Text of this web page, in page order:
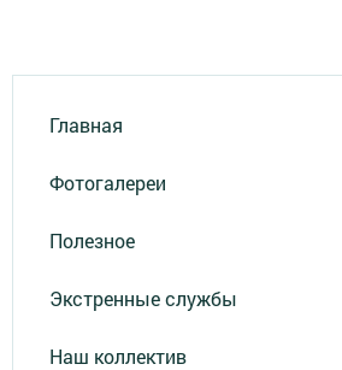
Главная
Фотогалереи
Полезное
Экстренные службы
Наш коллектив